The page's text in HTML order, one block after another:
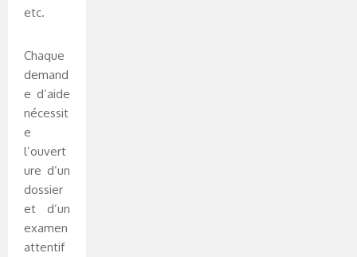
etc.
Chaque
demand
e d’aide
nécessit
e
l’ouvert
ure d’un
dossier
et d’un
examen
attentif